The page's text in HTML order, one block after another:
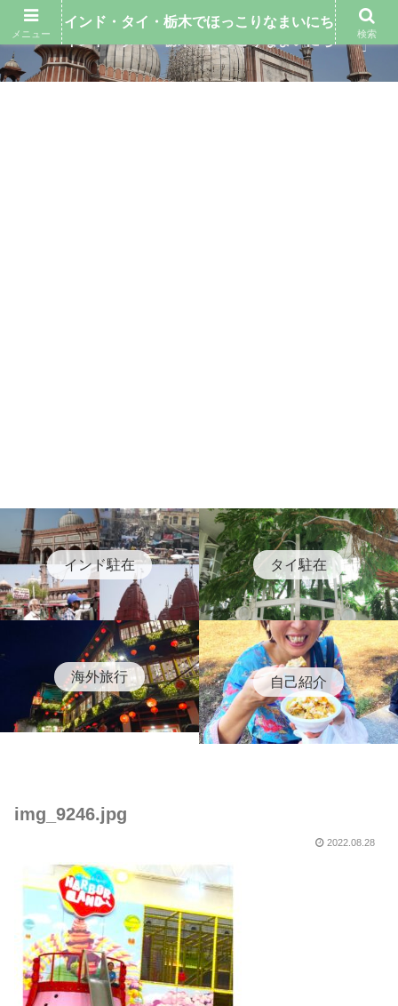
インド駐在 タイ駐在
海外旅行 自己紹介
img_9246.jpg
2022.08.28
メニュー
インド・タイ・栃木でほっこりなまいにち
検索